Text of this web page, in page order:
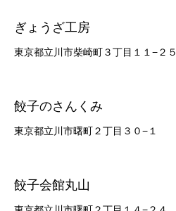
ぎょうざ工房
東京都立川市柴崎町３丁目１１−２５
餃子のさんくみ
東京都立川市曙町２丁目３０−１
餃子会館丸山